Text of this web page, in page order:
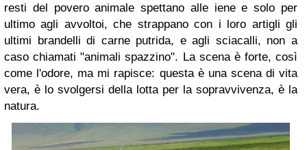
resti del povero animale spettano alle iene e solo per
ultimo agli avvoltoi, che strappano con i loro artigli gli
ultimi brandelli di carne putrida, e agli sciacalli, non a
caso chiamati "animali spazzino". La scena è forte, così
come l'odore, ma mi rapisce: questa è una scena di vita
vera, è lo svolgersi della lotta per la sopravvivenza, è la
natura.